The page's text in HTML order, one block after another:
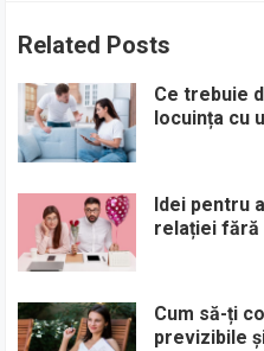
Related Posts
Ce trebuie
locuința cu
Idei pentru
relației
Cum să-ți
previzibile